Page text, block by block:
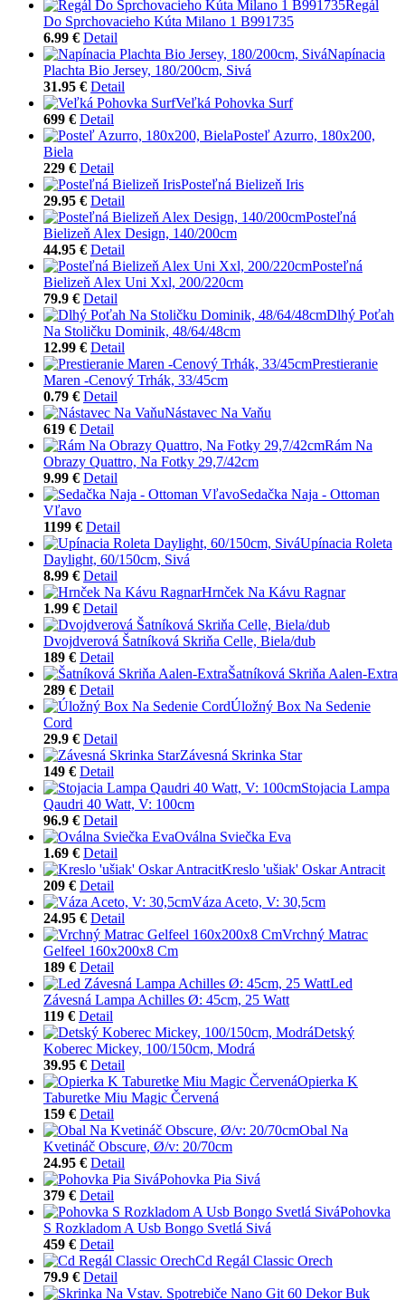
Regál
Do Sprchovacieho Kúta Milano 1 B991735
6.99 € Detail
Napínacia
Plachta Bio Jersey, 180/200cm, Sivá
31.95 € Detail
Veľká Pohovka Surf
699 € Detail
Posteľ Azurro, 180x200,
Biela
229 € Detail
Posteľná Bielizeň Iris
29.95 € Detail
Posteľná
Bielizeň Alex Design, 140/200cm
44.95 € Detail
Posteľná
Bielizeň Alex Uni Xxl, 200/220cm
79.9 € Detail
Dlhý Poťah
Na Stoličku Dominik, 48/64/48cm
12.99 € Detail
Prestieranie
Maren -Cenový Trhák, 33/45cm
0.79 € Detail
Nástavec Na Vaňu
619 € Detail
Rám Na
Obrazy Quattro, Na Fotky 29,7/42cm
9.99 € Detail
Sedačka Naja - Ottoman
Vľavo
1199 € Detail
Upínacia Roleta
Daylight, 60/150cm, Sivá
8.99 € Detail
Hrnček Na Kávu Ragnar
1.99 € Detail
Dvojdverová Šatníková Skriňa Celle, Biela/dub
189 € Detail
Šatníková Skriňa Aalen-Extra
289 € Detail
Úložný Box Na Sedenie
Cord
29.9 € Detail
Závesná Skrinka Star
149 € Detail
Stojacia Lampa
Qaudri 40 Watt, V: 100cm
96.9 € Detail
Oválna Sviečka Eva
1.69 € Detail
Kreslo 'ušiak' Oskar Antracit
209 € Detail
Váza Aceto, V: 30,5cm
24.95 € Detail
Vrchný Matrac
Gelfeel 160x200x8 Cm
189 € Detail
Led
Závesná Lampa Achilles Ø: 45cm, 25 Watt
119 € Detail
Detský
Koberec Mickey, 100/150cm, Modrá
39.95 € Detail
Opierka K
Taburetke Miu Magic Červená
159 € Detail
Obal Na
Kvetináč Obscure, Ø/v: 20/70cm
24.95 € Detail
Pohovka Pia Sivá
379 € Detail
Pohovka
S Rozkladom A Usb Bongo Svetlá Sivá
459 € Detail
Cd Regál Classic Orech
79.9 € Detail